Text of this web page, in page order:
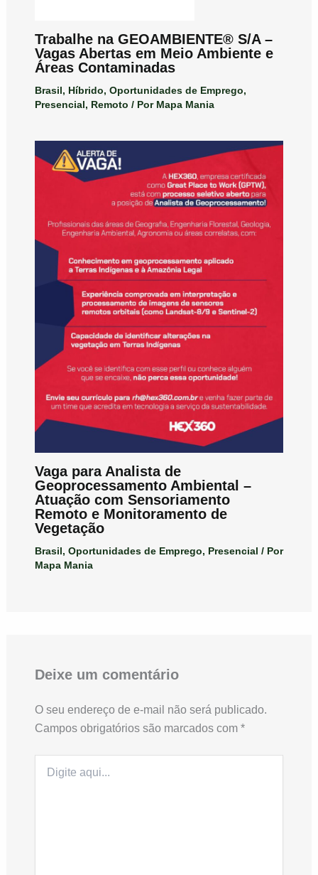
Trabalhe na GEOAMBIENTE® S/A –
Vagas Abertas em Meio Ambiente e
Áreas Contaminadas
Brasil, Híbrido, Oportunidades de Emprego,
Presencial, Remoto / Por Mapa Mania
Vaga para Analista de
Geoprocessamento Ambiental –
Atuação com Sensoriamento
Remoto e Monitoramento de
Vegetação
Brasil, Oportunidades de Emprego, Presencial / Por
Mapa Mania
Deixe um comentário
O seu endereço de e-mail não será publicado.
Campos obrigatórios são marcados com *
aqui...